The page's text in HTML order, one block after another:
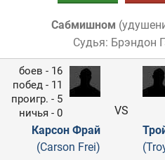
Сабмишном (
Судья: Брэндон
боев - 16
побед - 11
проигр. - 5
ничья - 0
Карсон Фрай
(Carson Frei)
VS